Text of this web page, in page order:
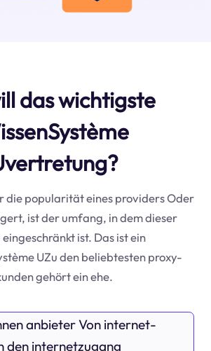
das wichtigste
die popularität eines providers Oder
ist der umfang, in dem dieser
ist. Das ist ein
UZu den beliebtesten proxy-
gehört ein ehe.
anbieter Von internet-
den internetzugang